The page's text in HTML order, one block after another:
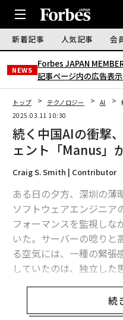
新着記事 人気記事 会
NEWS
Forbes JAPAN
記事ページ内の広告表
トップ テクノロジー AI
2025.03.11 10:30
続く中国AIの衝撃
ェント「Manus」
Craig S. Smith | Contributor
ある日の夕方、深圳の薄
ソフトウェアエンジニア
フォーマンスを監視しな
いた。サーバーの唸りと
る空気には、一種の緊張
していたのは、独立した
ージェントManus（マヌ
数時間後に控えた中国時
続